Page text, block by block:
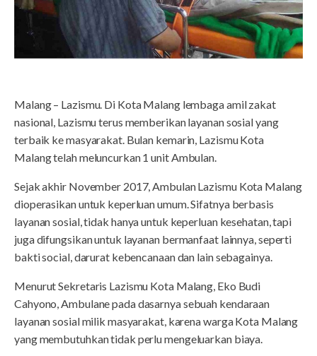
Malang – Lazismu. Di Kota Malang lembaga amil zakat
nasional, Lazismu terus memberikan layanan sosial yang
terbaik ke masyarakat. Bulan kemarin, Lazismu Kota
Malang telah meluncurkan 1 unit Ambulan.
Sejak akhir November 2017, Ambulan Lazismu Kota Malang
dioperasikan untuk keperluan umum. Sifatnya berbasis
layanan sosial, tidak hanya untuk keperluan kesehatan, tapi
juga difungsikan untuk layanan bermanfaat lainnya, seperti
bakti social, darurat kebencanaan dan lain sebagainya.
Menurut Sekretaris Lazismu Kota Malang, Eko Budi
Cahyono, Ambulane pada dasarnya sebuah kendaraan
layanan sosial milik masyarakat, karena warga Kota Malang
yang membutuhkan tidak perlu mengeluarkan biaya.